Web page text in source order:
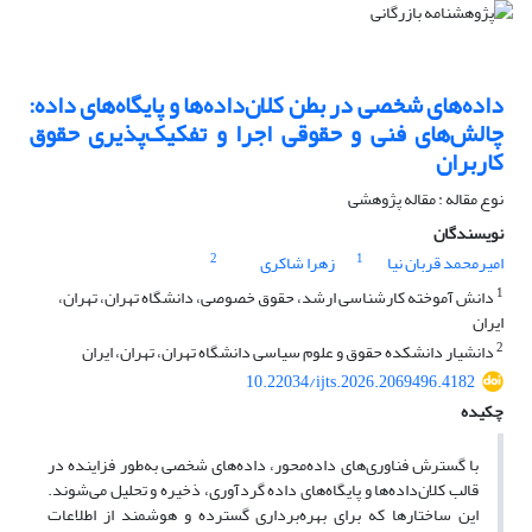
داده‌های شخصی در بطن کلان‌داده‌ها و پایگاه‌های داده:
چالش‌های فنی و حقوقی اجرا و تفکیک‌پذیری حقوق
کاربران
نوع مقاله : مقاله پژوهشی
نویسندگان
امیرمحمد قربان نیا
1 زهرا شاکری
2
1 دانش آموخته کارشناسی ارشد، حقوق خصوصی، دانشگاه تهران، تهران،
ایران
2دانشیار دانشکده حقوق و علوم سیاسی دانشگاه تهران، تهران، ایران
10.22034/ijts.2026.2069496.4182
چکیده
با گسترش فناوریهای دادهمحور، دادههای شخصی بهطور فزاینده در
قالب کلاندادهها و پایگاههای داده گردآوری، ذخیره و تحلیل میشوند.
این ساختارها که برای بهرهبرداری گسترده و هوشمند از اطلاعات